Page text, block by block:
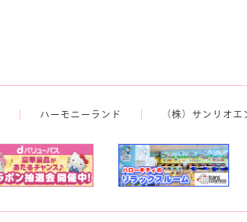
ハーモニーランド （株）サンリオ